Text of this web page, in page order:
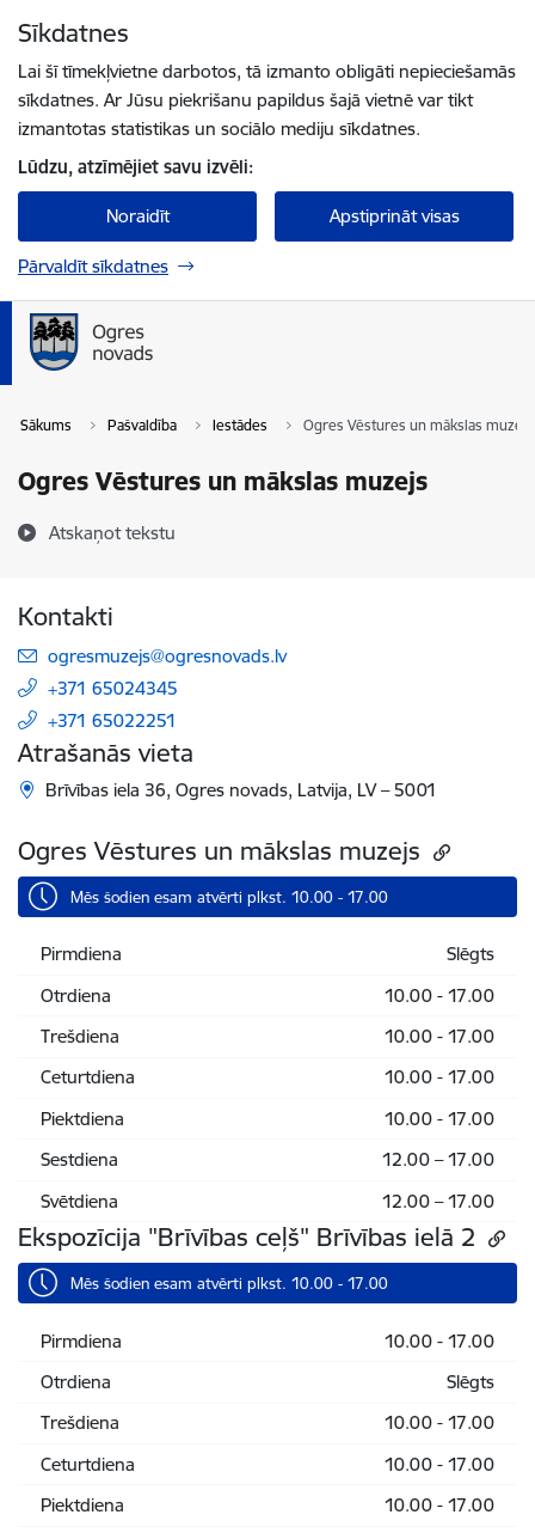
Sīkdatnes
Lai šī tīmekļvietne darbotos, tā izmanto obligāti nepieciešamās
sīkdatnes. Ar Jūsu piekrišanu papildus šajā vietnē var tikt
izmantotas statistikas un sociālo mediju sīkdatnes.
Lūdzu, atzīmējiet savu izvēli:
Noraidīt Apstiprināt visas
Pārvaldīt sīkdatnes
Sākums Pašvaldība Iestādes Ogres Vēstures un mākslas muzejs
Ogres Vēstures un mākslas muzejs
Atskaņot tekstu
Kontakti
E-pasts:
ogresmuzejs@ogresnovads.lv
+371 65024345
+371 65022251
Atrašanās vieta
Brīvības iela 36, Ogres novads, Latvija, LV – 5001
Ogres Vēstures un mākslas muzejs
Mēs šodien esam atvērti plkst. 10.00 - 17.00
Pirmdiena
Slēgts
Otrdiena
10.00 - 17.00
Trešdiena
10.00 - 17.00
Ceturtdiena
10.00 - 17.00
Piektdiena
10.00 - 17.00
Sestdiena
12.00 – 17.00
Svētdiena
12.00 – 17.00
Ekspozīcija "Brīvības ceļš" Brīvības ielā 2
Mēs šodien esam atvērti plkst. 10.00 - 17.00
Pirmdiena
10.00 - 17.00
Otrdiena
Slēgts
Trešdiena
10.00 - 17.00
Ceturtdiena
10.00 - 17.00
Piektdiena
10.00 - 17.00